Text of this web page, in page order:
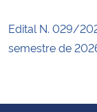
Edital N. 029/
semestre de